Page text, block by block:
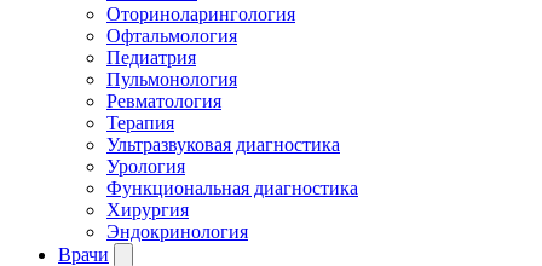
Оториноларингология
Офтальмология
Педиатрия
Пульмонология
Ревматология
Терапия
Ультразвуковая диагностика
Урология
Функциональная диагностика
Хирургия
Эндокринология
Врачи